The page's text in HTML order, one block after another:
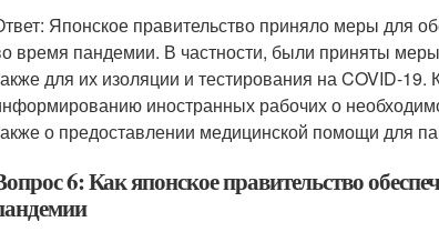
Японское правительство приняло меры для
время пандемии. В частности, были приняты
для их изоляции и тестирования на COVID-
иностранных рабочих о
о предоставлении медицинской помощи для
6: Как японское правительство